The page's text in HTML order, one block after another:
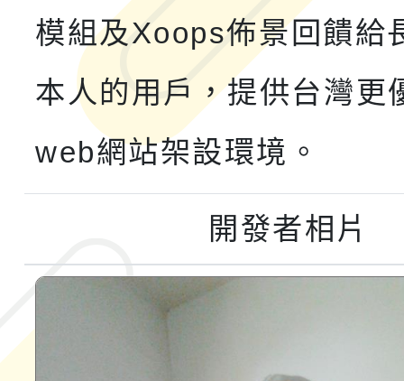
融平台-教案暨教學示
115學年度「學習扶助
計畫子計畫十一-2：國
小時認證研習計畫」
115年度「教育部表揚
義教育推展貢獻獎」實
模組及Xoops佈景回饋給
本人的用戶，提供台灣更
web網站架設環境。
開發者相片